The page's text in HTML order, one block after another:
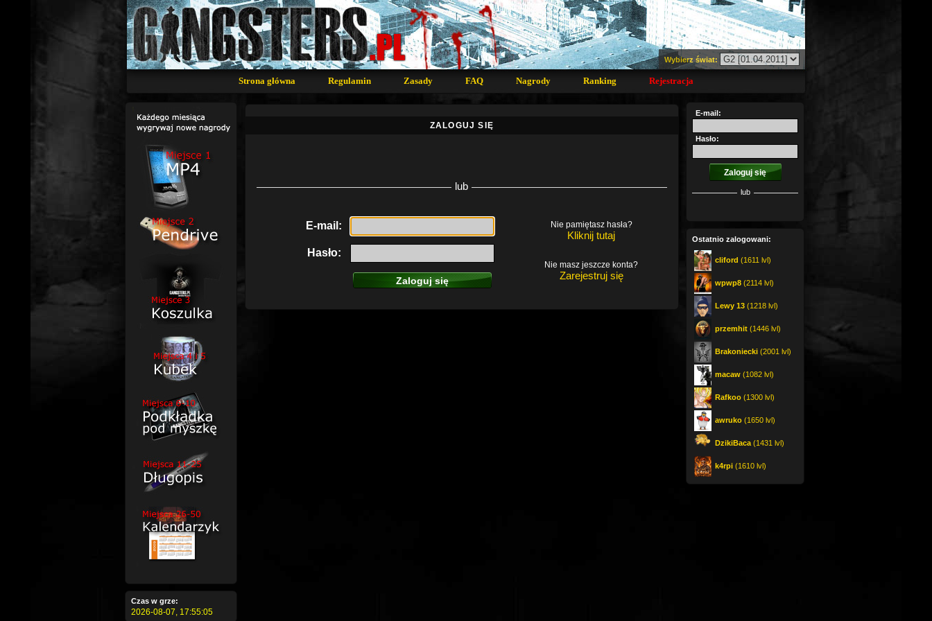
Wybierz świat:
Strona główna Regulamin Zasady FAQ Nagrody Ranking Rejestracja
Czas w grze:
2026-08-07, 17:55:05
ZALOGUJ SIĘ
lub
E-mail:
Hasło:
Nie pamiętasz hasła?
Kliknij tutaj
Nie masz jeszcze konta?
Zarejestruj się
E-mail:
Hasło:
lub
Ostatnio zalogowani:
cliford (1611 lvl)
wpwp8 (2114 lvl)
Lewy 13 (1218 lvl)
przemhit (1446 lvl)
Brakoniecki (2001 lvl)
macaw (1082 lvl)
Rafkoo (1300 lvl)
awruko (1650 lvl)
DzikiBaca (1431 lvl)
k4rpi (1610 lvl)